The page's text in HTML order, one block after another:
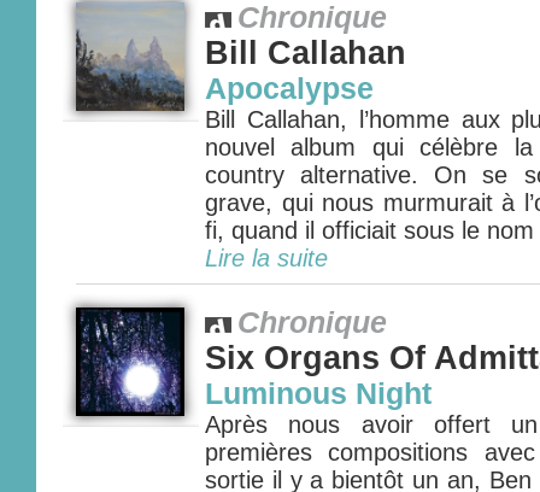
Chronique
Bill Callahan
Apocalypse
Bill Callahan, l’homme aux
nouvel album qui célèbre
country alternative. On se
grave, qui nous murmurait à
fi, quand il officiait sous le
Lire la suite
Chronique
Six Organs Of
Luminous Night
Après nous avoir offert
premières compositions
sortie il y a bientôt un an,